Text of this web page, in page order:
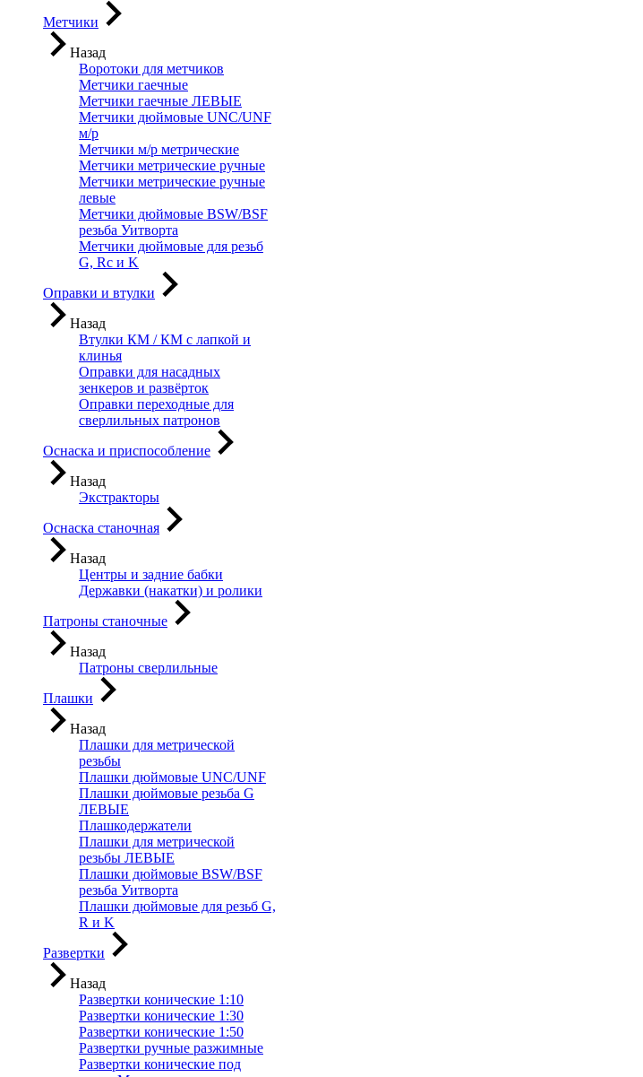
Метчики
Назад
Воротоки для метчиков
Метчики гаечные
Метчики гаечные ЛЕВЫЕ
Метчики дюймовые UNC/UNF
м/р
Метчики м/р метрические
Метчики метрические ручные
Метчики метрические ручные
левые
Метчики дюймовые BSW/BSF
резьба Уитворта
Метчики дюймовые для резьб
G, Rc и K
Оправки и втулки
Назад
Втулки КМ / КМ с лапкой и
клинья
Оправки для насадных
зенкеров и развёрток
Оправки переходные для
сверлильных патронов
Оснаска и приспособление
Назад
Экстракторы
Оснаска станочная
Назад
Центры и задние бабки
Державки (накатки) и ролики
Патроны станочные
Назад
Патроны сверлильные
Плашки
Назад
Плашки для метрической
резьбы
Плашки дюймовые UNC/UNF
Плашки дюймовые резьба G
ЛЕВЫЕ
Плашкодержатели
Плашки для метрической
резьбы ЛЕВЫЕ
Плашки дюймовые BSW/BSF
резьба Уитворта
Плашки дюймовые для резьб G,
R и K
Развертки
Назад
Развертки конические 1:10
Развертки конические 1:30
Развертки конические 1:50
Развертки ручные разжимные
Развертки конические под